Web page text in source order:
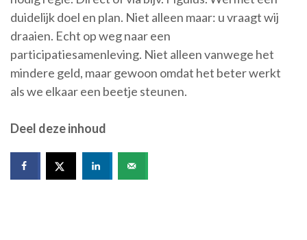
duidelijk doel en plan. Niet alleen maar: u vraagt wij
draaien. Echt op weg naar een
participatiesamenleving. Niet alleen vanwege het
mindere geld, maar gewoon omdat het beter werkt
als we elkaar een beetje steunen.
Deel deze inhoud